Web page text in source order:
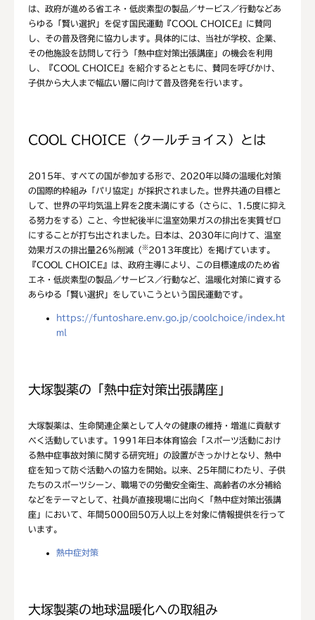
は、政府が進める省エネ・低炭素型の製品／サービス／行動などあ
らゆる「賢い選択」を促す国民運動『COOL CHOICE』に賛同
し、その普及啓発に協力します。具体的には、当社が学校、企業、
その他施設を訪問して行う「熱中症対策出張講座」の機会を利用
し、『COOL CHOICE』を紹介するとともに、賛同を呼びかけ、
子供から大人まで幅広い層に向けて普及啓発を行います。
COOL CHOICE（クールチョイス）とは
2015年、すべての国が参加する形で、2020年以降の温暖化対策
の国際的枠組み「パリ協定」が採択されました。世界共通の目標と
して、世界の平均気温上昇を2度未満にする（さらに、1.5度に抑え
る努力をする）こと、今世紀後半に温室効果ガスの排出を実質ゼロ
にすることが打ち出されました。日本は、2030年に向けて、温室
効果ガスの排出量26%削減（ ※ 2013年度比）を掲げています。
『COOL CHOICE』は、政府主導により、この目標達成のため省
エネ・低炭素型の製品／サービス／行動など、温暖化対策に資する
あらゆる「賢い選択」をしていこうという国民運動です。
https://funtoshare.env.go.jp/coolchoice/index.ht
ml
大塚製薬の「熱中症対策出張講座」
大塚製薬は、生命関連企業として人々の健康の維持・増進に貢献す
べく活動しています。1991年日本体育協会「スポーツ活動におけ
る熱中症事故対策に関する研究班」の設置がきっかけとなり、熱中
症を知って防ぐ活動への協力を開始。以来、25年間にわたり、子供
たちのスポーツシーン、職場での労働安全衛生、高齢者の水分補給
などをテーマとして、社員が直接現場に出向く「熱中症対策出張講
座」において、年間5000回50万人以上を対象に情報提供を行って
います。
熱中症対策
大塚製薬の地球温暖化への取組み